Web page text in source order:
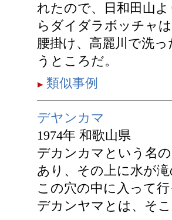
れたので、日和田山
らダイダラボッチャ
腰掛け、高麗川で洗
うところだ。
類似事例
デヤンカマ
1974年 和歌山県
デカンカマという名
あり、その上に水が
この穴の中に入って
デカンヤマとは、そ